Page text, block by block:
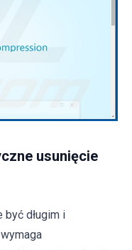
usunięcie
być długim i